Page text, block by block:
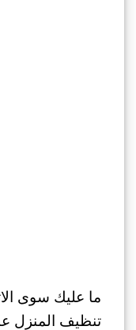
ما عليك سوى
تنظيف المنزل